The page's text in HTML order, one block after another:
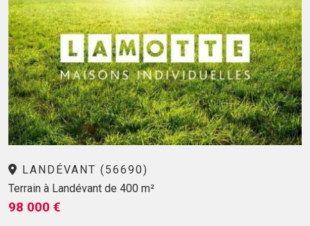
LANDÉVANT (56690)
Terrain à Landévant de 400 m²
98 000 €